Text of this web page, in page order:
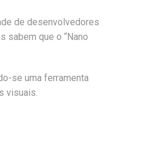
de desenvolvedores
sabem que o “Nano
se uma ferramenta
visuais.